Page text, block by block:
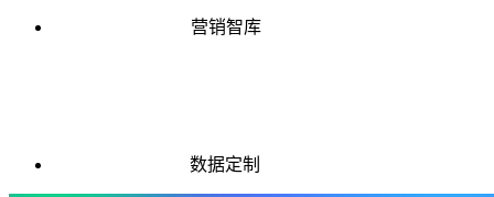
营销智库
数据定制